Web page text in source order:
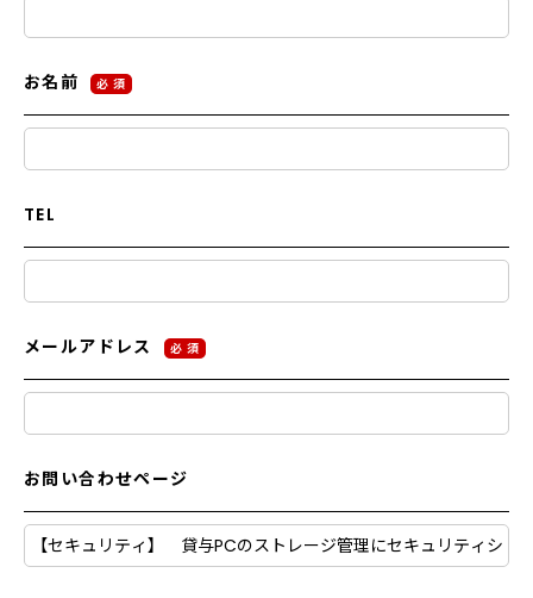
お名前 必 須
TEL
メールアドレス 必 須
お問い合わせページ